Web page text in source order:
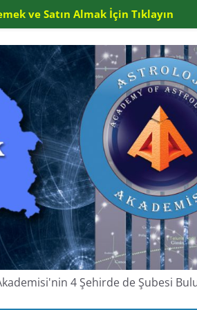
4 Şehirde de Şubesi
ve Satın Almak İçin Tıklayın